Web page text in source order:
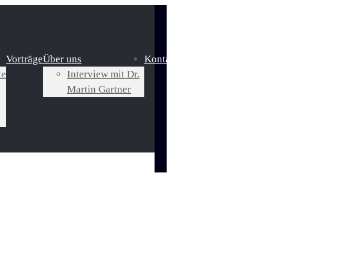
VorträgeÜber uns
Interview mit Dr.
Martin Gartner
Kontakt